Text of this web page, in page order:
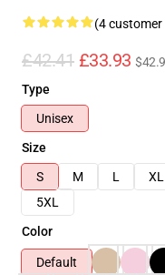
(4 customer
£42.41 £33.93
Type
Unisex
Size
S
M L XL
5XL
Color
Default